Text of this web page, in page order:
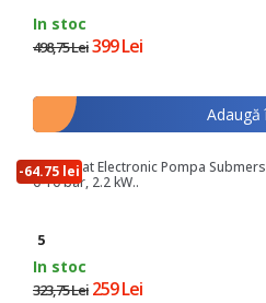
In stoc
498,75 Lei399 Lei
Adaugă
-64.75 lei
Presostat Electronic Pompa
0-10 bar, 2.2 kW..
5
In stoc
323,75 Lei 259 Lei